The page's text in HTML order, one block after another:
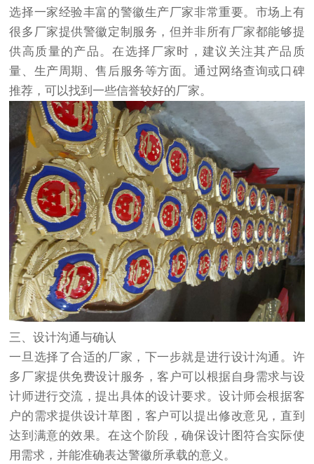
选择一家经验丰富的警徽生产厂家非常重要。市场上有
很多厂家提供警徽定制服务，但并非所有厂家都能够提
供高质量的产品。在选择厂家时，建议关注其产品质
量、生产周期、售后服务等方面。通过网络查询或口碑
推荐，可以找到一些信誉较好的厂家。
三、设计沟通与确认
一旦选择了合适的厂家，下一步就是进行设计沟通。许
多厂家提供免费设计服务，客户可以根据自身需求与设
计师进行交流，提出具体的设计要求。设计师会根据客
户的需求提供设计草图，客户可以提出修改意见，直到
达到满意的效果。在这个阶段，确保设计图符合实际使
用需求，并能准确表达警徽所承载的意义。